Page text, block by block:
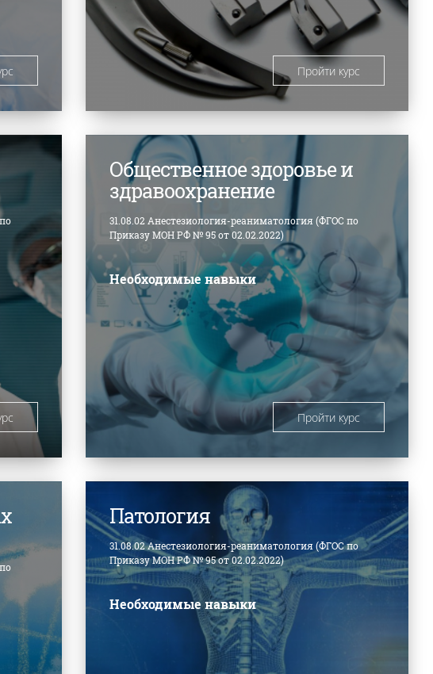
Пройти курс
Общественное здоровье и
здравоохранение
31.08.02 Анестезиология-реаниматология (ФГОС по
Приказу МОН РФ № 95 от 02.02.2022)
Необходимые навыки
Пройти курс
Патология
31.08.02 Анестезиология-реаниматология (ФГОС по
Приказу МОН РФ № 95 от 02.02.2022)
Необходимые навыки